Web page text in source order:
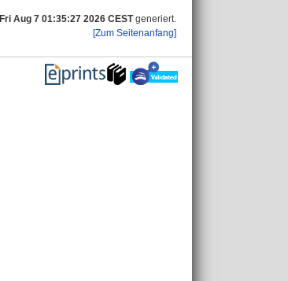
Fri Aug 7 01:35:27 2026 CESTgeneriert.
[Zum Seitenanfang]